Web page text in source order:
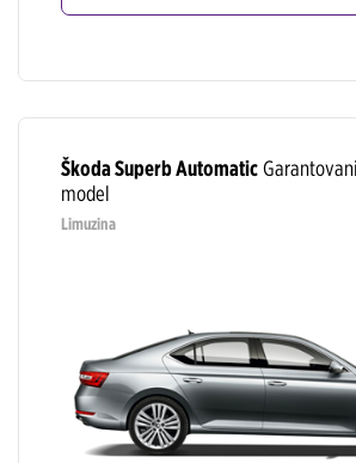
Škoda Superb AutomaticGarantovani
model
Limuzina